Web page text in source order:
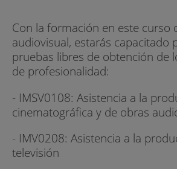
Con la formación en este curso
audiovisual, estarás capacitado
pruebas libres de obtención de
de profesionalidad:
- IMSV0108: Asistencia a la
cinematográfica y de obras
- IMV0208: Asistencia a la
televisión